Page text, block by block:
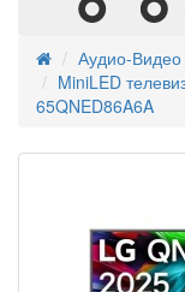
Аудио-Видео
MiniLED
65QNED86A6A